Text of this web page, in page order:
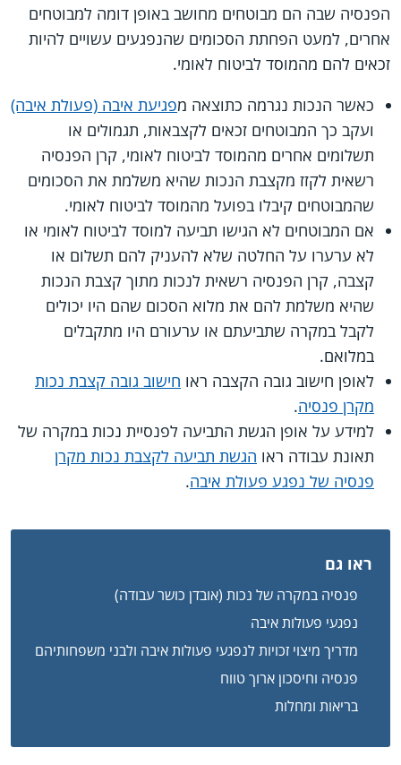
הפנסיה שבה הם מבוטחים מחושב באופן דומה למבוטחים
אחרים, למעט הפחתת הסכומים שהנפגעים עשויים להיות
זכאים להם מהמוסד לביטוח לאומי.
כאשר הנכות נגרמה כתוצאה מפגיעת איבה (פעולת איבה)
ועקב כך המבוטחים זכאים לקצבאות, תגמולים או
תשלומים אחרים מהמוסד לביטוח לאומי, קרן הפנסיה
רשאית לקזז מקצבת הנכות שהיא משלמת את הסכומים
שהמבוטחים קיבלו בפועל מהמוסד לביטוח לאומי.
אם המבוטחים לא הגישו תביעה למוסד לביטוח לאומי או
לא ערערו על החלטה שלא להעניק להם תשלום או
קצבה, קרן הפנסיה רשאית לנכות מתוך קצבת הנכות
שהיא משלמת להם את מלוא הסכום שהם היו יכולים
לקבל במקרה שתביעתם או ערעורם היו מתקבלים
במלואם.
לאופן חישוב גובה הקצבה ראו חישוב גובה קצבת נכות
מקרן פנסיה.
למידע על אופן הגשת התביעה לפנסיית נכות במקרה של
תאונת עבודה ראו הגשת תביעה לקצבת נכות מקרן
פנסיה של נפגע פעולת איבה.
ראו גם
פנסיה במקרה של נכות (אובדן כושר עבודה)
נפגעי פעולות איבה
מדריך מיצוי זכויות לנפגעי פעולות איבה ולבני משפחותיהם
פנסיה וחיסכון ארוך טווח
בריאות ומחלות